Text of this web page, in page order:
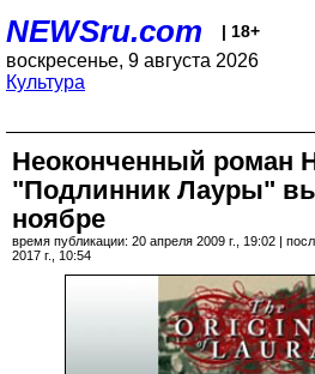
NEWSru.com | 18+
воскресенье, 9 августа 2026
Культура
Неоконченный роман
"Подлинник Лауры"
ноябре
время публикации: 20 апреля 2009 г., 19:02 |
2017 г., 10:54